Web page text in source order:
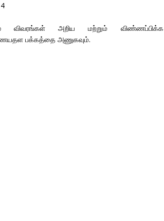
விவரங்கள் அறிய மற்றும் விண்ணப்பிக்க
பக்கத்தை அணுகவும்.